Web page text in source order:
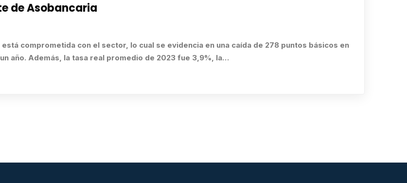
de Asobancaria
comprometida con el sector, lo cual se evidencia en una caída de 278 puntos básicos en
año. Además, la tasa real promedio de 2023 fue 3,9%, la…